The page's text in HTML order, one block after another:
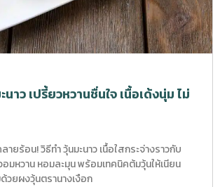
าว เปรี้ยวหวานชื่นใจ เนื้อเด้งนุ่ม ไม่
ายร้อน! วิธีทำ วุ้นมะนาว เนื้อใสกระจ่างราวกับ
มหวาน หอมละมุน พร้อมเทคนิคต้มวุ้นให้เนียน
วยผงวุ้นตรานางเงือก